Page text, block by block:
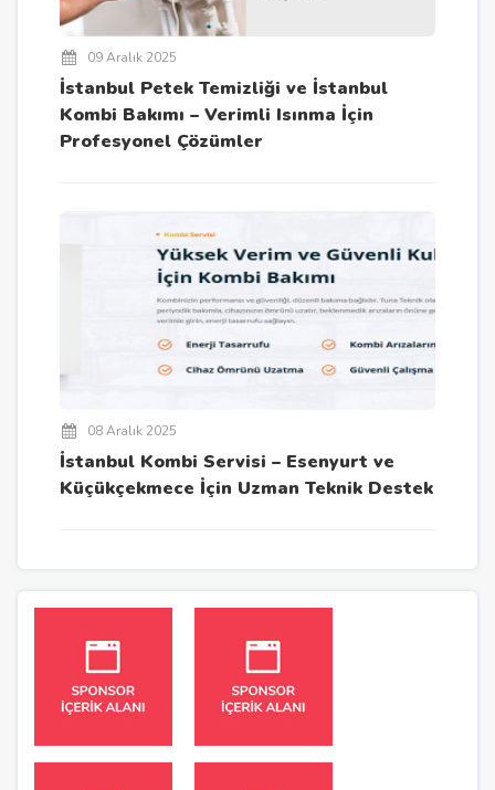
09 Aralık 2025
İstanbul Petek Temizliği ve İstanbul
Kombi Bakımı – Verimli Isınma İçin
Profesyonel Çözümler
08 Aralık 2025
İstanbul Kombi Servisi – Esenyurt ve
Küçükçekmece İçin Uzman Teknik Destek